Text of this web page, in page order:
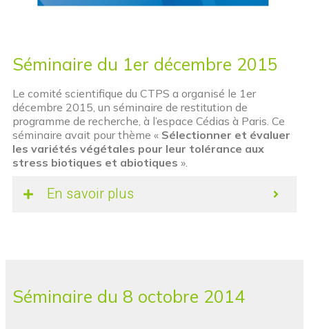
Séminaire du 1er décembre 2015
Le comité scientifique du CTPS a organisé le 1er
décembre 2015, un séminaire de restitution de
programme de recherche, à l’espace Cédias à Paris. Ce
séminaire avait pour thème « Sélectionner et évaluer
les variétés végétales pour leur tolérance aux
stress biotiques et abiotiques ».
En savoir plus
Séminaire du 8 octobre 2014